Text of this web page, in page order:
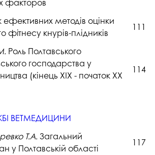
факторов
методів оцінки
фітнесу кнурів-плідників
111
Роль Полтавського
господарства у
(кінець ХІХ - початок ХХ
114
ВЕТМЕДИЦИНИ
Т.А. Загальний
у Полтавській області
117